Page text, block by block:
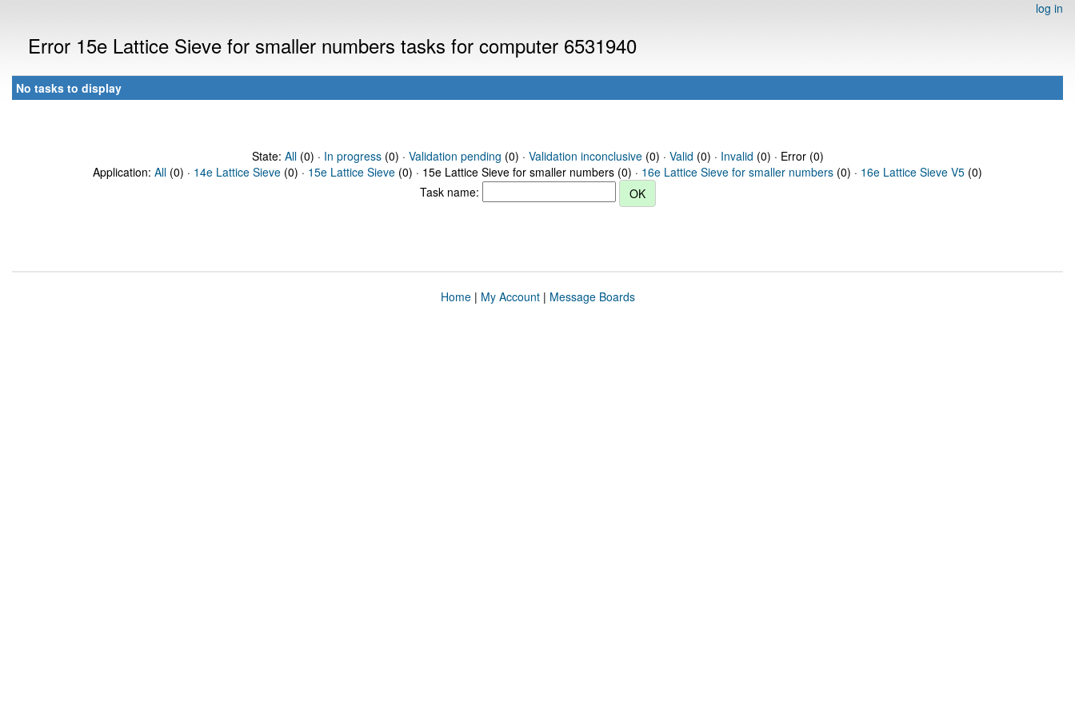
log in
Error 15e Lattice Sieve for smaller numbers tasks for computer 6531940
No tasks to display
State: All(0) · In progress(0) · Validation pending (0) · Validation inconclusive(0) · Valid (0) · Invalid (0) · Error (0)
Application: All (0) · 14e Lattice Sieve (0) · 15e Lattice Sieve (0) · 15e Lattice Sieve for smaller numbers (0) · 16e Lattice Sieve for smaller numbers (0) · 16e Lattice Sieve V5 (0)
Task name:
Home| My Account| Message Boards